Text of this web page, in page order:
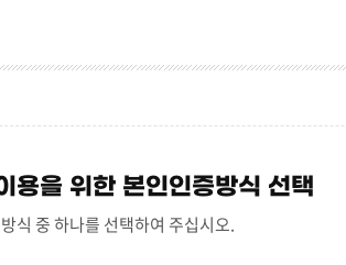
용을 위한 본인인증방식 선택
식 중 하나를 선택하여 주십시오.